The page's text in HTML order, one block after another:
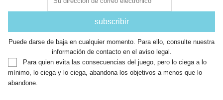
Puede darse de baja en cualquier momento. Para ello, consulte nuestra
información de contacto en el aviso legal.
Para quien evita las consecuencias del juego, pero lo ciega a lo
mínimo, lo ciega y lo ciega, abandona los objetivos a menos que lo
abandone.